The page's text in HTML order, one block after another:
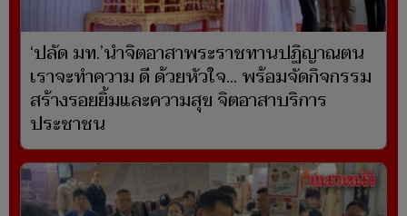
‘ปลัด มท.’นำจิตอาสาพระราชทานปฏิญาณตน
เราจะทำความ ดี ด้วยหัวใจ... พร้อมจัดกิจกรรม
สร้างรอยยิ้มและความสุข จิตอาสาบริการ
ประชาชน